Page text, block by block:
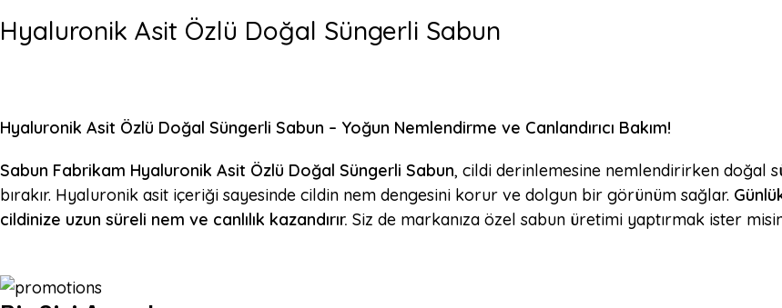
Hyaluronik Asit Özlü Doğal Süngerli Sabun
Hyaluronik Asit Özlü Doğal Süngerli Sabun – Yoğun Nemlendirme ve Canlandırıcı Bakım!
Sabun Fabrikam Hyaluronik Asit Özlü Doğal Süngerli Sabun, cildi derinlemesine nemlendirirken doğal
bırakır. Hyaluronik asit içeriği sayesinde cildin nem dengesini korur ve dolgun bir görünüm sağlar.
cildinize uzun süreli nem ve canlılık kazandırır. Siz de markanıza özel sabun üretimi yaptırmak ister